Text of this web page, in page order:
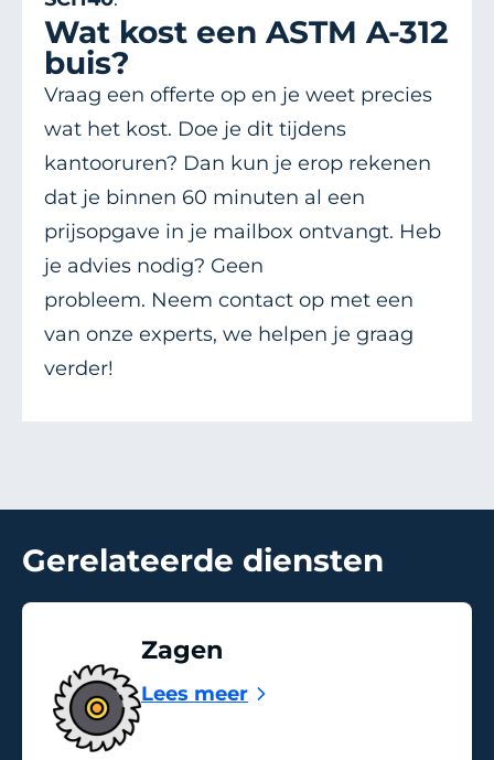
Wat kost een ASTM A-312
buis?
Vraag een offerte op en je weet precies
wat het kost. Doe je dit tijdens
kantooruren? Dan kun je erop rekenen
dat je binnen 60 minuten al een
prijsopgave in je mailbox ontvangt. Heb
je advies nodig? Geen
probleem. Neem contact op met een
van onze experts, we helpen je graag
verder!
Gerelateerde diensten
Zagen
Lees meer